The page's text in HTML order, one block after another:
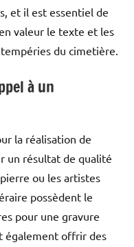
et il est essentiel de
valeur le texte et les
du cimetière.
à un
la réalisation de
un résultat de qualité
ou les artistes
possèdent le
pour une gravure
également offrir des